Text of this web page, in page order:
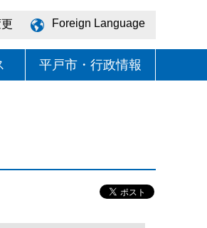
Foreign Language
平戸市・行政情報